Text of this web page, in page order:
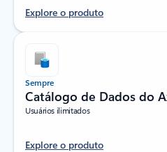
Explore o produto
Sempre
Catálogo de Dados do
Usuários ilimitados
Explore o produto